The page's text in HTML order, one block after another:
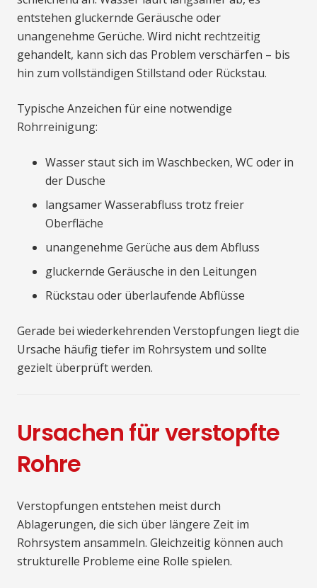
entstehen gluckernde Geräusche oder
unangenehme Gerüche. Wird nicht rechtzeitig
gehandelt, kann sich das Problem verschärfen – bis
hin zum vollständigen Stillstand oder Rückstau.
Typische Anzeichen für eine notwendige
Rohrreinigung:
Wasser staut sich im Waschbecken, WC oder in
der Dusche
langsamer Wasserabfluss trotz freier
Oberfläche
unangenehme Gerüche aus dem Abfluss
gluckernde Geräusche in den Leitungen
Rückstau oder überlaufende Abflüsse
Gerade bei wiederkehrenden Verstopfungen liegt die
Ursache häufig tiefer im Rohrsystem und sollte
gezielt überprüft werden.
Ursachen für verstopfte
Rohre
Verstopfungen entstehen meist durch
Ablagerungen, die sich über längere Zeit im
Rohrsystem ansammeln. Gleichzeitig können auch
strukturelle Probleme eine Rolle spielen.